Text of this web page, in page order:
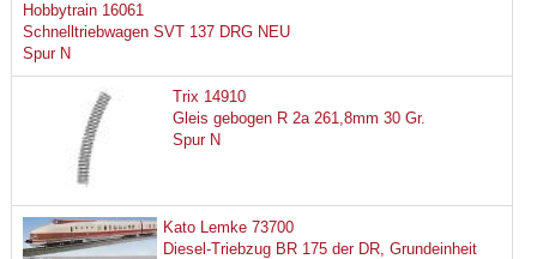
Hobbytrain 16061
Schnelltriebwagen SVT 137 DRG NEU
Spur N
Trix 14910
Gleis gebogen R 2a 261,8mm 30 Gr.
Spur N
Kato Lemke 73700
Diesel-Triebzug BR 175 der DR, Grundeinheit